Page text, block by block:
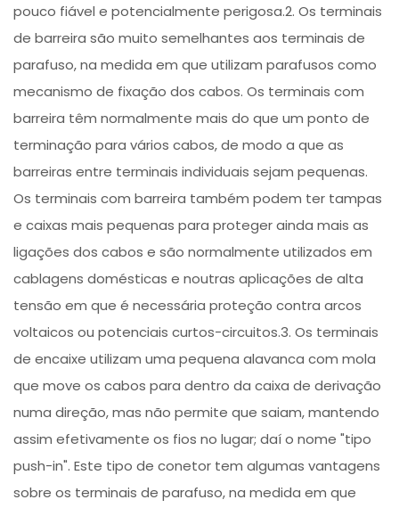
pouco fiável e potencialmente perigosa.2. Os terminais
de barreira são muito semelhantes aos terminais de
parafuso, na medida em que utilizam parafusos como
mecanismo de fixação dos cabos. Os terminais com
barreira têm normalmente mais do que um ponto de
terminação para vários cabos, de modo a que as
barreiras entre terminais individuais sejam pequenas.
Os terminais com barreira também podem ter tampas
e caixas mais pequenas para proteger ainda mais as
ligações dos cabos e são normalmente utilizados em
cablagens domésticas e noutras aplicações de alta
tensão em que é necessária proteção contra arcos
voltaicos ou potenciais curtos-circuitos.3. Os terminais
de encaixe utilizam uma pequena alavanca com mola
que move os cabos para dentro da caixa de derivação
numa direção, mas não permite que saiam, mantendo
assim efetivamente os fios no lugar; daí o nome "tipo
push-in". Este tipo de conetor tem algumas vantagens
sobre os terminais de parafuso, na medida em que